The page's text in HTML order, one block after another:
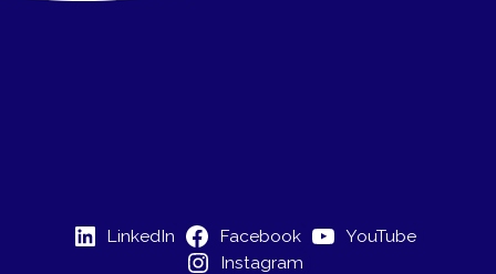
LinkedIn Facebook
YouTube
Instagram